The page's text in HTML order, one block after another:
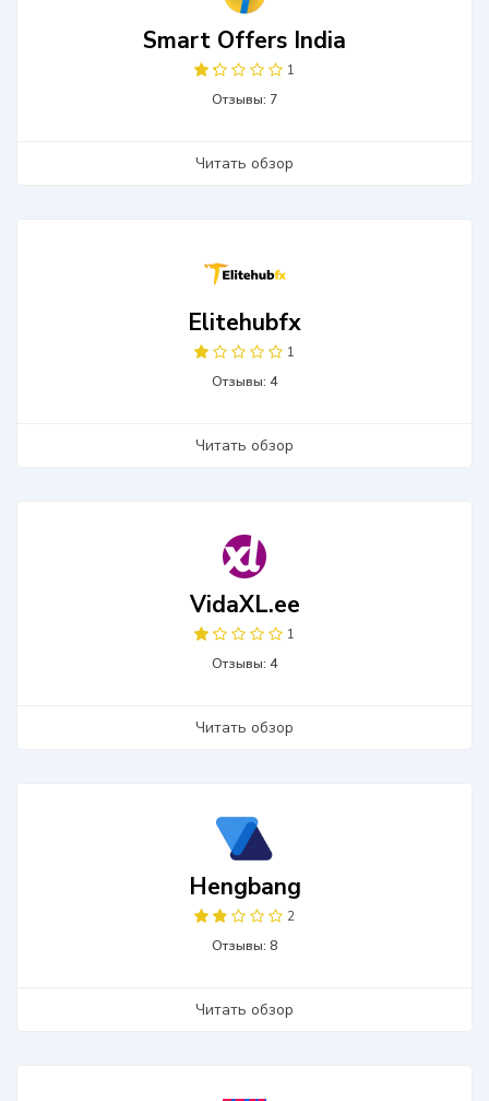
Smart Offers India
1
Отзывы: 7
Читать обзор
Elitehubfx
1
Отзывы: 4
Читать обзор
VidaXL.ee
1
Отзывы: 4
Читать обзор
Hengbang
2
Отзывы: 8
Читать обзор